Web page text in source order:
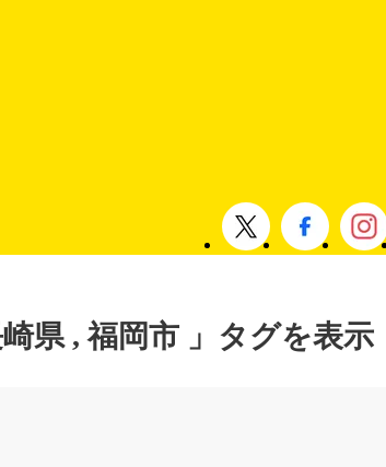
崎県 , 福岡市 」タグを表示